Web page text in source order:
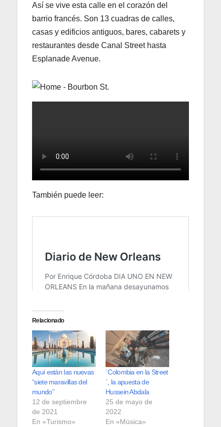
Así se vive esta calle en el corazón del
barrio francés. Son 13 cuadras de calles,
casas y edificios antiguos, bares, cabarets y
restaurantes desde Canal Street hasta
Esplanade Avenue.
También puede leer:
Relacionado
Aquí están las nuevas
“siete maravillas del
mundo”
12 de septiembre
de 2021
En «Turismo»
´Colombia en la Street
´, la apuesta de
Hussein Abdala
25 de mayo de
2022
En «Música»